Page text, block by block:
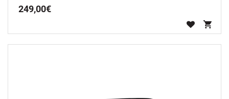
249,00€